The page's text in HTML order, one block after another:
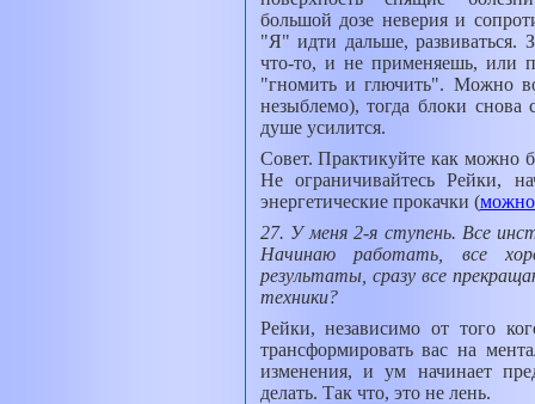
большой дозе неверия и
"Я" идти дальше, развиваться.
что-то, и не применяешь, или
"гномить и глючить". Можно
незыблемо), тогда блоки снова
душе усилится.
Совет. Практикуйте как можно
Не ограничивайтесь Рейки,
энергетические прокачки (можно
27. У меня 2-я ступень. Все
Начинаю работать, все
результаты, сразу все
техники?
Рейки, независимо от того
трансформировать вас на
изменения, и ум начинает
делать. Так что, это не лень.